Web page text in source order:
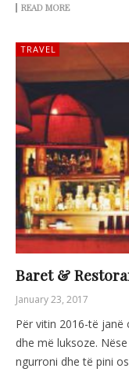
READ MORE
TRAVEL
Baret &
January 23, 2017
Për vitin 2016-të janë
dhe më luksoze.
ngurroni dhe të pini